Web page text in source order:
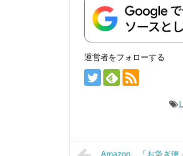
運営者をフォローする
Amazon、「お急ぎ便